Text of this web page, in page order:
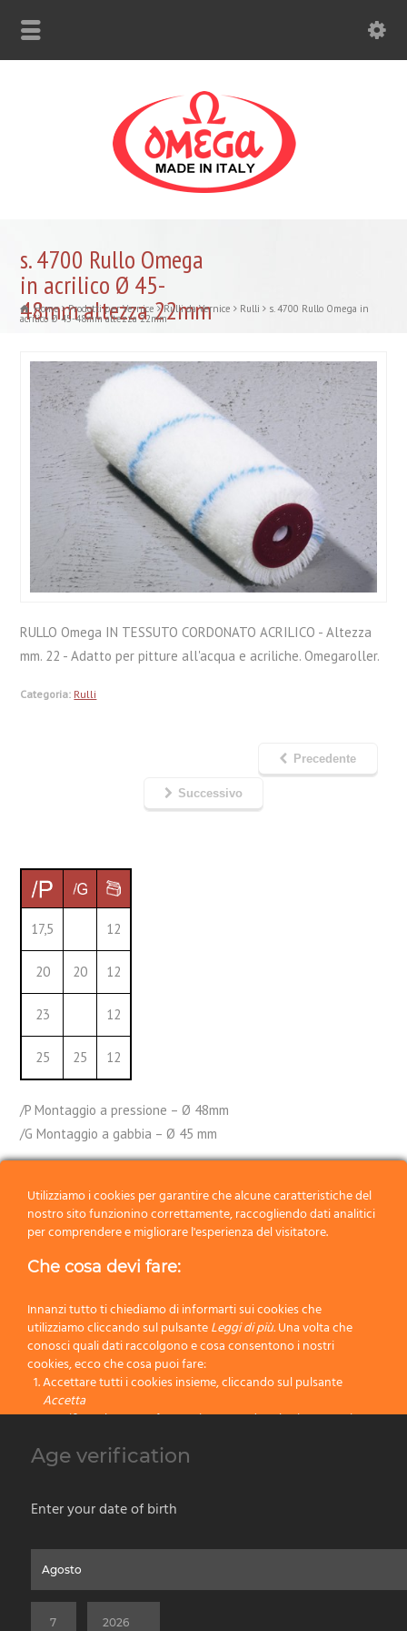
s. 4700 Rullo Omega
in acrilico Ø 45-
48mm altezza 22mm
Home Prodotti per Vernice Rulli da Vernice Rulli s. 4700 Rullo Omega in
acrilico Ø 45-48mm altezza 22mm
RULLO Omega IN TESSUTO CORDONATO ACRILICO - Altezza
mm. 22 - Adatto per pitture all'acqua e acriliche. Omegaroller.
Categoria: Rulli
Precedente
Successivo
17,5 12
20 20 12
23 12
25 25 12
/P Montaggio a pressione – Ø 48mm
/G Montaggio a gabbia – Ø 45 mm
RELATED PRODUCTS
Home Chi Siamo
Privacy & Cookies Policy
Social Media Policy
Disclaimer
Utilizziamo i cookies per garantire che alcune caratteristiche del
nostro sito funzionino correttamente, raccogliendo dati analitici
per comprendere e migliorare l'esperienza del visitatore.
Che cosa devi fare:
Innanzi tutto ti chiediamo di informarti sui cookies che
utilizziamo cliccando sul pulsanteLeggi di più.Una volta che
conosci quali dati raccolgono e cosa consentono i nostri
cookies, ecco che cosa puoi fare:
Accettare tutti i cookies insieme, cliccando sul pulsante
Accetta
Specificare le tue preferenze impostando selettivamente i
Bloccare tutti i cookies cliccando sul pulsante
Rifiuta
Age verification
Enter your date of birth